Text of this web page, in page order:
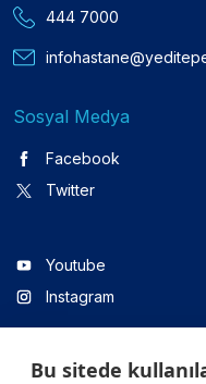
444 7000
Sosyal Medya
Facebook
Twitter
Youtube
Instagram
Linkedin
Bu sitede